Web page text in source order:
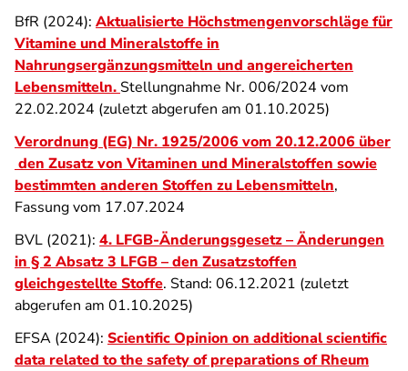
BfR (2024): Aktualisierte Höchstmengenvorschläge für
Vitamine und Mineralstoffe in
Nahrungsergänzungsmitteln und angereicherten
Lebensmitteln. Stellungnahme Nr. 006/2024 vom
22.02.2024 (zuletzt abgerufen am 01.10.2025)
Verordnung (EG) Nr. 1925/2006 vom 20.12.2006 über
den Zusatz von Vitaminen und Mineralstoffen sowie
bestimmten anderen Stoffen zu Lebensmitteln,
Fassung vom 17.07.2024
BVL (2021): 4. LFGB-Änderungsgesetz – Änderungen
in § 2 Absatz 3 LFGB – den Zusatzstoffen
gleichgestellte Stoffe. Stand: 06.12.2021 (zuletzt
abgerufen am 01.10.2025)
EFSA (2024): Scientific Opinion on additional scientific
data related to the safety of preparations of Rheum